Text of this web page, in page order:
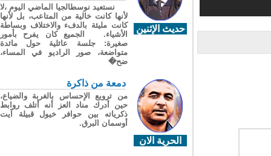
حديث الإثنين
نستعيد نوسطالجيا الماضي اليوم ،لا
لأنها كانت خالية من المتاعب، بل لأنها
كانت مليئة بالدفء والاختلاف وبساطة
الأشياء. الجميع كان يفرح بأمور
صغيرة: جلسة عائلية حول مائدة
متواضعة، صور الراديو في المساء،
ضح�
الحرية الان
دمعة من ذاكرة
من ترويع الإحساس بالغربة والضياع،
حين أدرك مناد العز أنه أتلف روابط
ذكرياته بين حوافر خيول قبيلة آيت
أوسمان البرق.